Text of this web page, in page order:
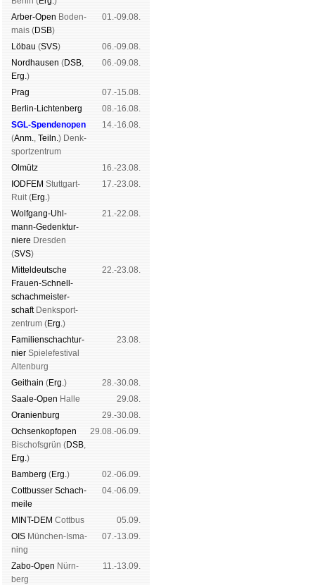
Arber-Open Boden­
mais (DSB)
01.-09.08.
Lö­bau (SVS)
06.-09.08.
Nord­hau­sen (DSB,
Erg.)
06.-09.08.
Prag
07.-15.08.
Berlin-Lich­ten­berg
08.-16.08.
SGL-Spenden­open
(Anm., Teiln.) Denk­
sport­zen­trum
14.-16.08.
Ol­mütz
16.-23.08.
IODFEM Stutt­gart-
Ruit (Erg.)
17.-23.08.
Wolf­gang-Uhl­
mann-Ge­denk­tur­
niere Dres­den
(SVS)
21.-22.08.
Mit­tel­deu­tsche
Frauen-Schnell­
schach­meis­ter­
schaftDenk­sport­
zen­trum (Erg.)
22.-23.08.
Familien­schach­tur­
nier Spiele­fes­ti­val
Al­ten­burg
23.08.
Geit­hain (Erg.)
28.-30.08.
Saale-Open Halle
29.08.
Oranien­burg
29.-30.08.
Och­sen­kopf­open
Bischofs­grün (DSB,
Erg.)
29.08.-06.09.
Bam­berg (Erg.)
02.-06.09.
Cott­busser Schach­
meile
04.-06.09.
MINT-DEM Cott­bus
05.09.
OIS Mün­chen-Is­ma­
ning
07.-13.09.
Zabo-Open Nürn­
berg
11.-13.09.